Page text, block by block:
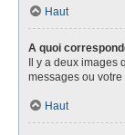
Haut
A quoi
Il y a deux
messages ou
Haut